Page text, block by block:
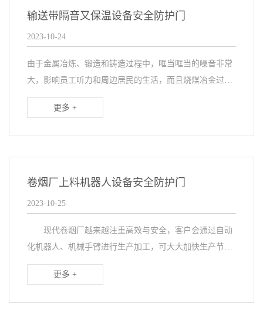
输送带隔音又保温设备安全防护门
2023-10-24
由于金属冶炼、锻造和铸造过程中，哐当哐当的噪音非常
大，影响员工听力和周边居民的生活，而且烧煤冶金过程
中，有易燃易爆的粉尘情况，为了解决噪音大、快速安全
的生产，在厂房大门、输送设备口匹配设备安全防护
更多 +
卷烟厂上料机器人设备安全防护门
2023-10-25
现代卷烟厂越来越注重高效与安全，客户会通过自动
化机器人、机械手臂进行生产加工，可大大加快生产节
奏。为了保证下料生产的安全又稳定性能，需在机器人设
备匹配设备安全防护门，实现隔离卫生更高效的加工生
更多 +